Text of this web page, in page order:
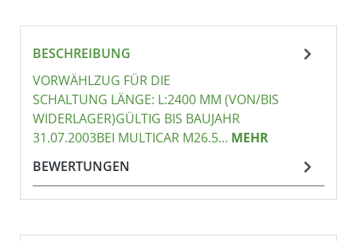
BESCHREIBUNG
VORWÄHLZUG FÜR DIE
SCHALTUNG LÄNGE: L:2400 MM (VON/BIS
WIDERLAGER)GÜLTIG BIS BAUJAHR
31.07.2003BEI MULTICAR M26.5… MEHR
BEWERTUNGEN